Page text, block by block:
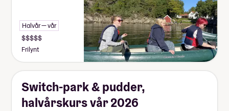
Halvår — vår
Frilynt
Switch-park & pudder,
halvårskurs vår 2026